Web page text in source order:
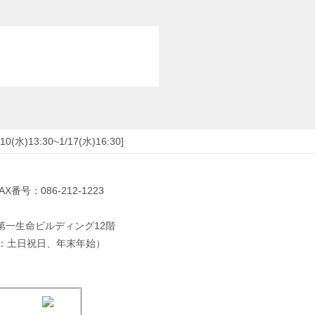
水)13:30~1/17(水)16:30]
番号：086-212-1223
一生命ビルディング12階
日祝日、年末年始）